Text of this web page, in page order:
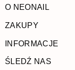
O NEONAIL
ZAKUPY
INFORMACJE
ŚLEDŹ NAS